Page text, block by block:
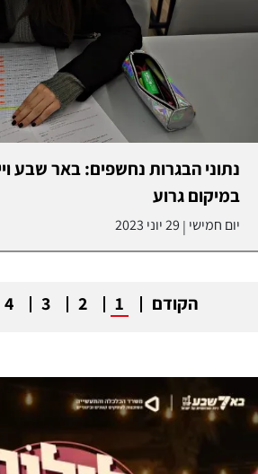
נתוני הבגרות נחשפים: באר שבע
במיקום גרוע
יום חמישי | 29 יוני 2023
הקודם 1
2
3
4